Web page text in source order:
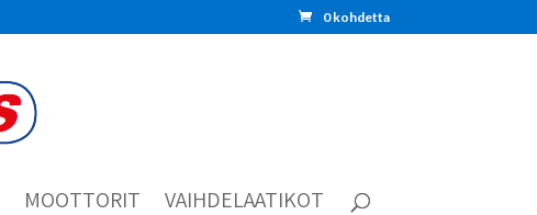
0 kohdetta
MOOTTORIT VAIHDELAATIKOT